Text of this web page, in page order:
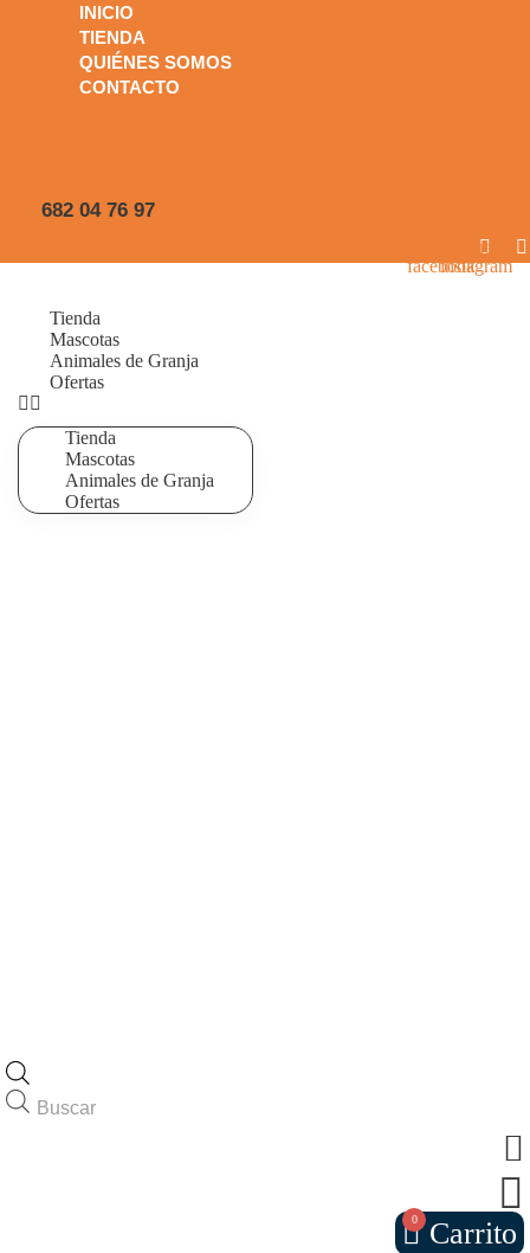
INICIO
TIENDA
QUIÉNES SOMOS
CONTACTO
682 04 76 97
facebook
icono-
instagram
Tienda
Mascotas
Animales de Granja
Ofertas
Tienda
Mascotas
Animales de Granja
Ofertas
Búsqueda
de
0 Carrito